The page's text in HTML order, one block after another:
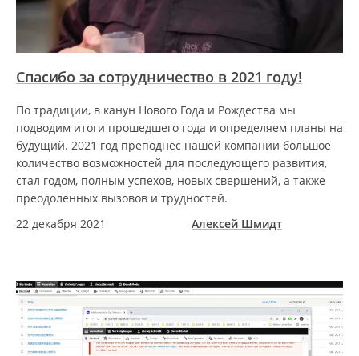
Спасибо за сотрудничество в 2021 году!
По традиции, в канун Нового Года и Рождества мы
подводим итоги прошедшего года и определяем планы на
будущий. 2021 год преподнес нашей компании большое
количество возможностей для последующего развития,
стал годом, полным успехов, новых свершений, а также
преодоленных вызовов и трудностей.
22 декабря 2021
Алексей Шмидт